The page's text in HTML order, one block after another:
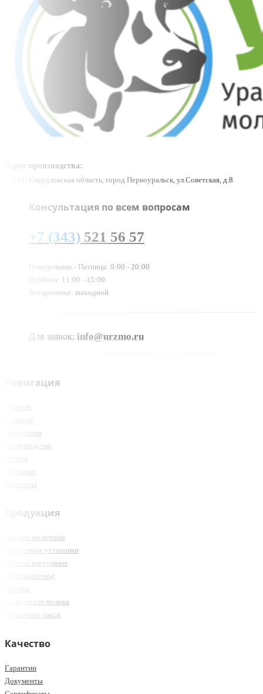
Адрес производства:
23101, Свердловская область, город Первоуральск, ул.Советская, д.8
Консультация по всем вопросам
+7 (343) 521 56 57
Понедельник - Пятница: 9:00 - 20:00
Суббота: 11:00 - 15:00
Воскресенье: выходной
Для заявок: info@urzmo.ru
Навигация
Главная
О заводе
Продукция
Производство
Доставка
Контакты
Продукция
Насосы молочные
Вакуумные установки
Насосы вакуумные
Молокопровод
Охладители молока
Молочные такси
Качество
Гарантии
Документы